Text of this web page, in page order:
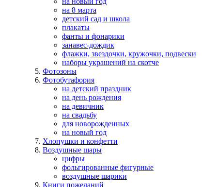
на 8 марта
детский сад и школа
плакаты
фанты и фонарики
занавес-дождик
флажки, звездочки, кружочки, подвески
наборы украшений на скотче
Фотозоны
Фотобутафория
на детский праздник
на день рождения
на девичник
на свадьбу
для новорожденных
на новый год
Хлопушки и конфетти
Воздушные шары
цифры
фольгированные фигурные
воздушные шарики
Книги пожеланий